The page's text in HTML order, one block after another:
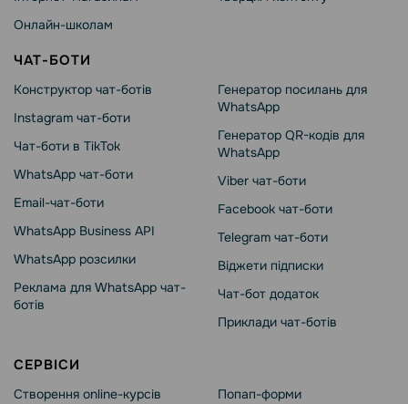
Онлайн-школам
ЧАТ-БОТИ
Конструктор чат-ботів
Instagram чат-боти
Чат-боти в TikTok
WhatsApp чат-боти
Email-чат-боти
WhatsApp Business API
WhatsApp розсилки
Реклама для WhatsApp чат-
ботів
Генератор посилань для
WhatsApp
Генератор QR-кодів для
WhatsApp
Viber чат-боти
Facebook чат-боти
Telegram чат-боти
Віджети підписки
Чат-бот додаток
Приклади чат-ботів
СЕРВІСИ
Створення online-курсів
Попап-форми